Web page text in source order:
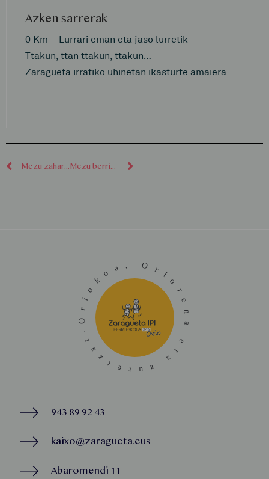
Azken sarrerak
0 Km – Lurrari eman eta jaso lurretik
Ttakun, ttan ttakun, ttakun…
Zaragueta irratiko uhinetan ikasturte amaiera
Mezu zaharragoak Mezu berriagoak
943 89 92 43
kaixo@zaragueta.eus
Abaromendi 11